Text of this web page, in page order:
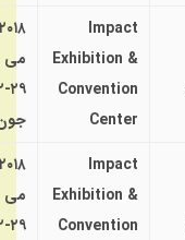
Impact
Exhibition &
Convention
Center
۲۰۱۸
می
Impact
Exhibition &
Convention
۲۰۱۸
می